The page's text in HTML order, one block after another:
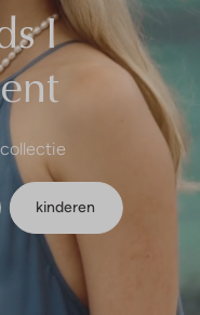
I
kinderen